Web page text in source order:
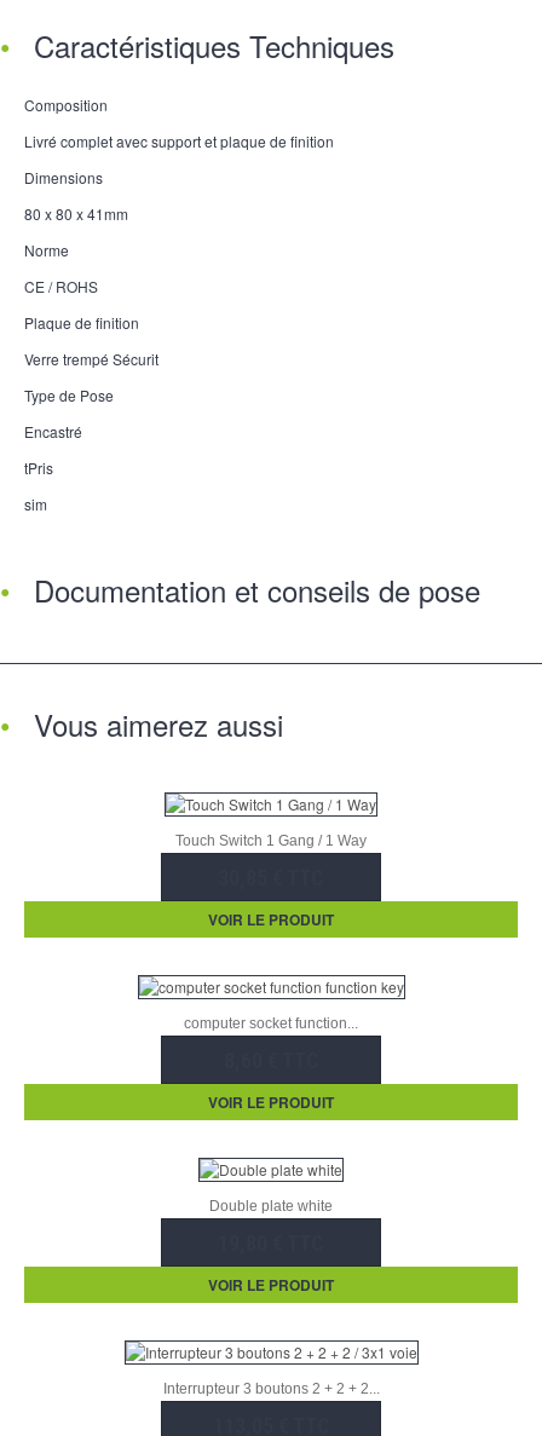
Caractéristiques Techniques
Composition
Livré complet avec support et plaque de finition
Dimensions
80 x 80 x 41mm
Norme
CE / ROHS
Plaque de finition
Verre trempé Sécurit
Type de Pose
Encastré
tPris
sim
Documentation et conseils de pose
Vous aimerez aussi
Touch Switch 1 Gang / 1 Way
VOIR LE PRODUIT
computer socket function...
VOIR LE PRODUIT
Double plate white
VOIR LE PRODUIT
Interrupteur 3 boutons 2 + 2 + 2...